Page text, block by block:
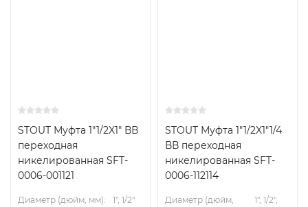
STOUT Муфта 1"1/2X1" ВВ
переходная
никелированная SFT-
0006-001121
Диаметр (дюйм, мм):
1", 1/2"
STOUT Муфта 1"1/2X1"1/4
ВВ переходная
никелированная SFT-
0006-112114
Диаметр (дюйм,
1", 1/2",